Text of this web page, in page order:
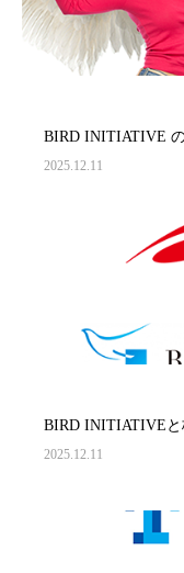
BIRD INITIATIVE
2025.12.11
BIRD INITIATIVEと
2025.12.11